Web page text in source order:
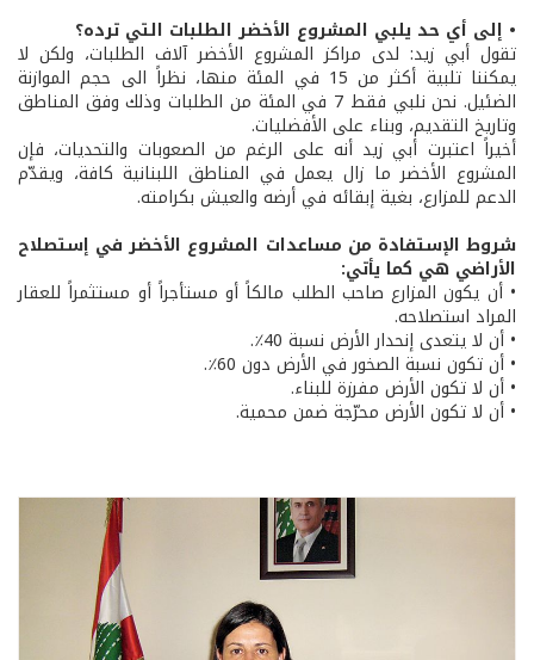
• إلى أي حد يلبي المشروع الأخضر الطلبات التي ترده؟
تقول أبي زيد: لدى مراكز المشروع الأخضر آلاف الطلبات، ولكن لا
يمكننا تلبية أكثر من 15 في المئة منها، نظراً الى حجم الموازنة
الضئيل. نحن نلبي فقط 7 في المئة من الطلبات وذلك وفق المناطق
وتاريخ التقديم، وبناء على الأفضليات.
أخيراً اعتبرت أبي زيد أنه على الرغم من الصعوبات والتحديات، فإن
المشروع الأخضر ما زال يعمل في المناطق اللبنانية كافة، ويقدّم
الدعم للمزارع، بغية إبقائه في أرضه والعيش بكرامته.
شروط الإستفادة من مساعدات المشروع الأخضر في إستصلاح
الأراضي هي كما يأتي:
• أن يكون المزارع صاحب الطلب مالكاً أو مستأجراً أو مستثمراً للعقار
المراد استصلاحه.
• أن لا يتعدى إنحدار الأرض نسبة 40٪.
• أن تكون نسبة الصخور في الأرض دون 60٪.
• أن لا تكون الأرض مفرزة للبناء.
• أن لا تكون الأرض محرّجة ضمن محمية.